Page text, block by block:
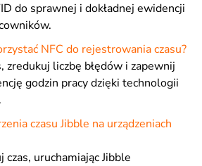
do sprawnej i dokładnej ewidencji
NFC do rejestrowania czasu?
zredukuj liczbę błędów i zapewnij
godzin pracy dzięki technologii
czasu Jibble na urządzeniach
czas, uruchamiając Jibble